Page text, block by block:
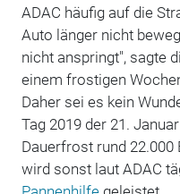
ADAC häufig auf die
Auto länger nicht
nicht anspringt", sagte
einem frostigen
Daher sei es kein
Tag 2019 der 21.
Dauerfrost rund
wird sonst laut ADAC